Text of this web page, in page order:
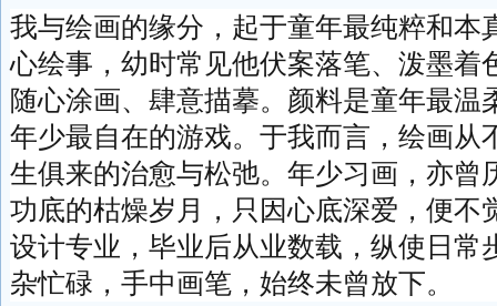
我与绘画的缘分，起于童年最纯粹和本
心绘事，幼时常见他伏案落笔、泼墨着
随心涂画、肆意描摹。颜料是童年最温
年少最自在的游戏。于我而言，绘画从
生俱来的治愈与松弛。年少习画，亦曾
功底的枯燥岁月，只因心底深爱，便不
设计专业，毕业后从业数载，纵使日常
杂忙碌，手中画笔，始终未曾放下。